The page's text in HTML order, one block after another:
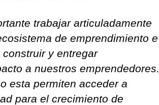
trabajar articuladamente
de emprendimiento e
y entregar
a nuestros emprendedores.
esta permiten acceder a
para el crecimiento de